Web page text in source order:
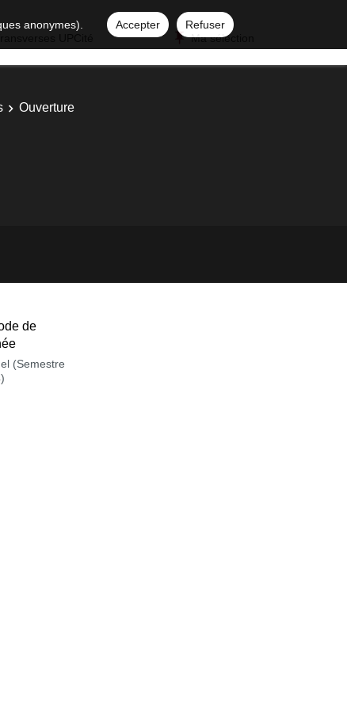
anonymes). Accepter
Refuser
Ma sélection
Ouverture
de
(Semestre